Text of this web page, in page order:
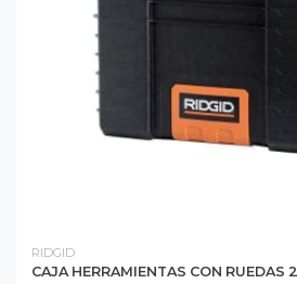
RIDGID
CAJA HERRAMIENTAS CON RUEDAS